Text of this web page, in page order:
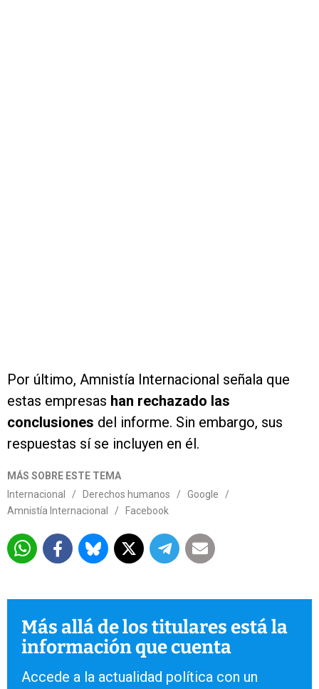
Por último, Amnistía Internacional señala que
estas empresas han rechazado las
conclusiones del informe. Sin embargo, sus
respuestas sí se incluyen en él.
MÁS SOBRE ESTE TEMA
Internacional
/ Derechos humanos / Google
/
Amnistía Internacional
/ Facebook
Más allá de los titulares está la
información que cuenta
Accede a la actualidad política con un